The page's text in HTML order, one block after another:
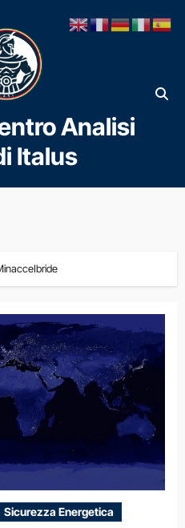
al
contenuto
Analisi
Italus
Sicurezza Energetica